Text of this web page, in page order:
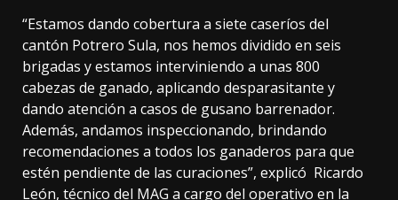
“Estamos dando cobertura a siete caseríos del
cantón Potrero Sula, nos hemos dividido en seis
brigadas y estamos interviniendo a unas 800
cabezas de ganado, aplicando desparasitante y
dando atención a casos de gusano barrenador.
Además, andamos inspeccionando, brindando
recomendaciones a todos los ganaderos para que
estén pendiente de las curaciones”, explicó Ricardo
León, técnico del MAG a cargo del operativo en la